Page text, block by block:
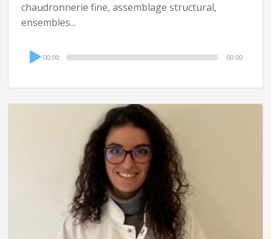
chaudronnerie fine, assemblage structural,
ensembles...
Audio
Player
00:00 00:00